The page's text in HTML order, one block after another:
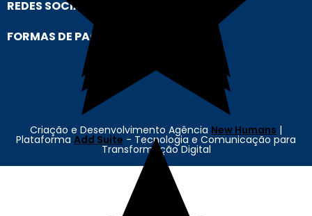
REDES SOCIAIS
FORMAS DE PAGAMENTO
Criação e Desenvolvimento Agência New Humans |
Plataforma Add Suite - Tecnologia e Comunicação para
Transformação Digital